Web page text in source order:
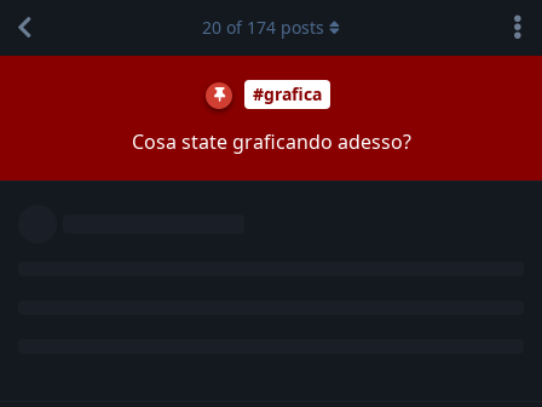
#grafica
Cosa state graficando adesso?
20 of 174 posts